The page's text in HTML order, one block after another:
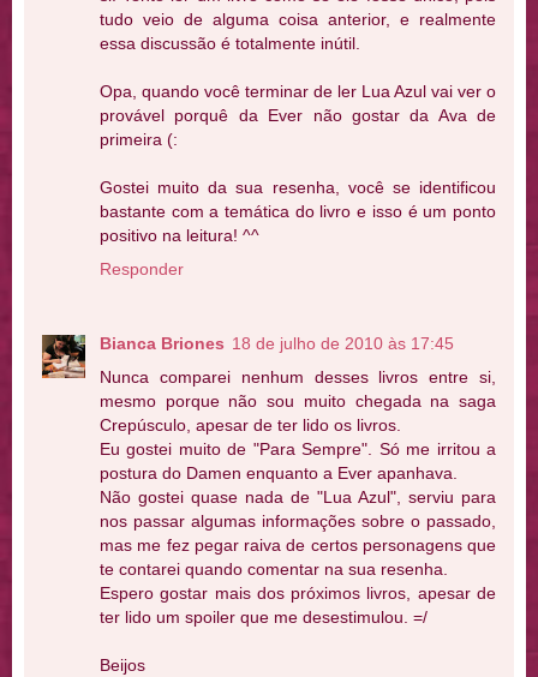
tudo veio de alguma coisa anterior, e realmente
essa discussão é totalmente inútil.
Opa, quando você terminar de ler Lua Azul vai ver o
provável porquê da Ever não gostar da Ava de
primeira (:
Gostei muito da sua resenha, você se identificou
bastante com a temática do livro e isso é um ponto
positivo na leitura! ^^
Responder
Bianca Briones 18 de julho de 2010 às 17:45
Nunca comparei nenhum desses livros entre si,
mesmo porque não sou muito chegada na saga
Crepúsculo, apesar de ter lido os livros.
Eu gostei muito de "Para Sempre". Só me irritou a
postura do Damen enquanto a Ever apanhava.
Não gostei quase nada de "Lua Azul", serviu para
nos passar algumas informações sobre o passado,
mas me fez pegar raiva de certos personagens que
te contarei quando comentar na sua resenha.
Espero gostar mais dos próximos livros, apesar de
ter lido um spoiler que me desestimulou. =/
Beijos